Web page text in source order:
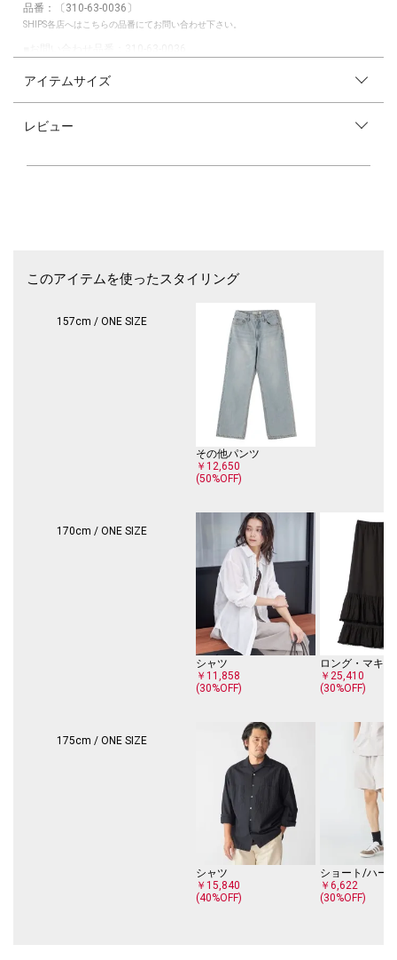
品番：〔310-63-0036〕
SHIPS各店へはこちらの品番にてお問い合わせ下さい。
【jugaad14】（ジュガードフォーティーン）
たアイウェアスタイルを提案します。
アイテムサイズ
レビュー
このアイテムを使ったスタイリング
157cm / ONE SIZE
その他パンツ
￥12,650
(50%OFF)
170cm / ONE SIZE
シャツ
￥11,858
(30%OFF)
ロング・マキシ
￥25,410
(30%OFF)
175cm / ONE SIZE
シャツ
￥15,840
(40%OFF)
ショート/ハー
￥6,622
(30%OFF)